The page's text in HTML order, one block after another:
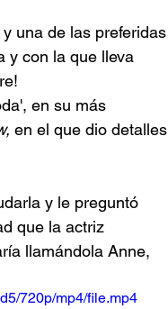
una de las preferidas
y con la que lleva
en su más
en el que dio detalles
y le preguntó
que la actriz
llamándola Anne,
720p/mp4/file.mp4